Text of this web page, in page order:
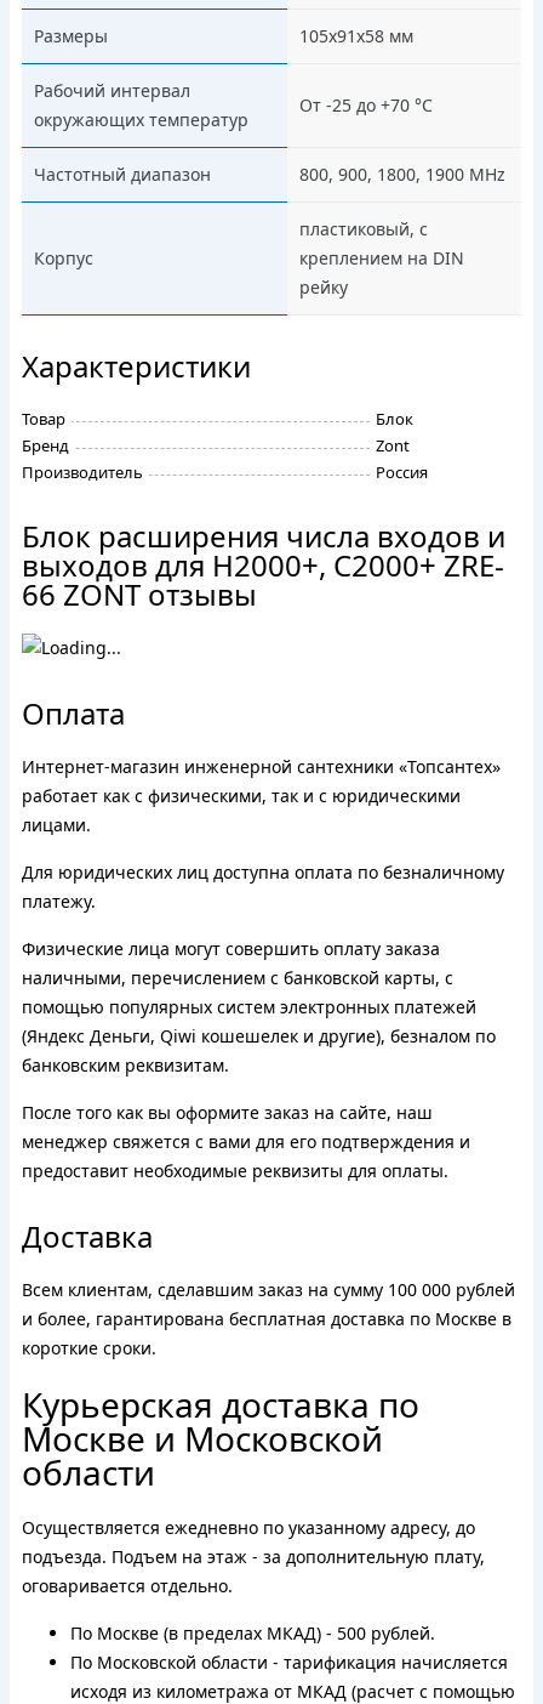
Размеры 105х91х58 мм
Рабочий интервал
окружающих температур
От -25 до +70 °С
Частотный диапазон 800, 900, 1800, 1900 МHz
Корпус
пластиковый, с
креплением на DIN
рейку
Характеристики
Товар
Блок
Бренд
Zont
Производитель
Россия
Блок расширения числа входов и
выходов для Н2000+, С2000+ ZRE-
66 ZONT отзывы
Оплата
Интернет-магазин инженерной сантехники «Топсантех»
работает как с физическими, так и с юридическими
лицами.
Для юридических лиц доступна оплата по безналичному
платежу.
Физические лица могут совершить оплату заказа
наличными, перечислением с банковской карты, с
помощью популярных систем электронных платежей
(Яндекс Деньги, Qiwi кошешелек и другие), безналом по
банковским реквизитам.
После того как вы оформите заказ на сайте, наш
менеджер свяжется с вами для его подтверждения и
предоставит необходимые реквизиты для оплаты.
Доставка
Всем клиентам, сделавшим заказ на сумму 100 000 рублей
и более, гарантирована бесплатная доставка по Москве в
короткие сроки.
Курьерская доставка по
Москве и Московской
области
Осуществляется ежедневно по указанному адресу, до
подъезда. Подъем на этаж - за дополнительную плату,
оговаривается отдельно.
По Москве (в пределах МКАД) - 500 рублей.
По Московской области - тарификация начисляется
исходя из километража от МКАД (расчет с помощью